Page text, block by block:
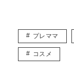
プレママ
コスメ